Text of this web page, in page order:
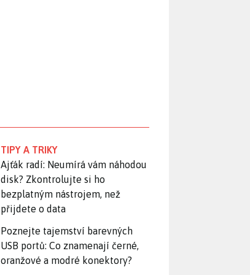
TIPY A TRIKY
Ajťák radí: Neumírá vám náhodou
disk? Zkontrolujte si ho
bezplatným nástrojem, než
přijdete o data
Poznejte tajemství barevných
USB portů: Co znamenají černé,
oranžové a modré konektory?